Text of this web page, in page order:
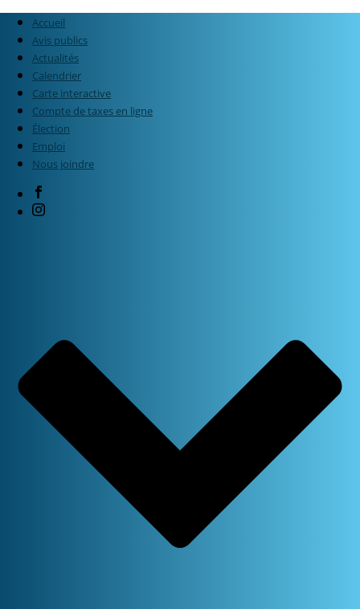
Accueil
Avis publics
Actualités
Calendrier
Carte interactive
Compte de taxes en ligne
Élection
Emploi
Nous joindre